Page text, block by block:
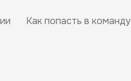
Как попасть в команду